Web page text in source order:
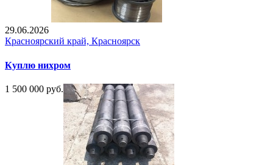
29.06.2026
Красноярский край, Красноярск
Куплю нихром
1 500 000 руб.